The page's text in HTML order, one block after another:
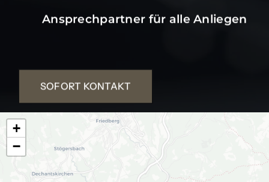
Ansprechpartner für alle Anliegen
SOFORT KONTAKT
+
−